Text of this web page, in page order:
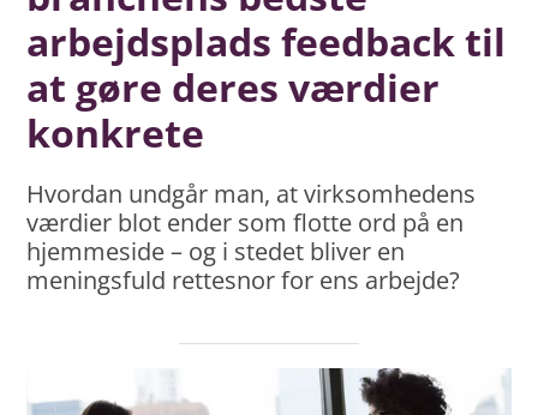
arbejdsplads feedback til
at gøre deres værdier
konkrete
Hvordan undgår man, at virksomhedens
værdier blot ender som flotte ord på en
hjemmeside – og i stedet bliver en
meningsfuld rettesnor for ens arbejde?